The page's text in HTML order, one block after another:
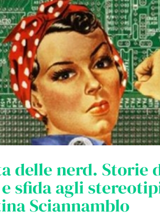
delle nerd. Storie
sfida agli
Sciannamblo